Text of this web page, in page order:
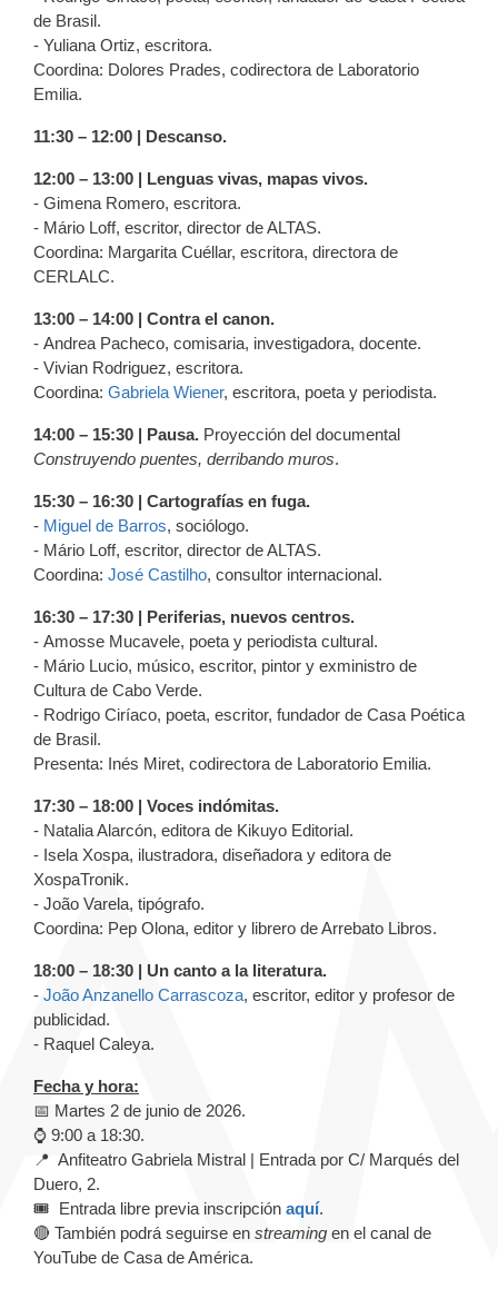
de Brasil.
- Yuliana Ortiz, escritora.
Coordina: Dolores Prades, codirectora de Laboratorio
Emilia.
11:30 – 12:00 | Descanso.
12:00 – 13:00 | Lenguas vivas, mapas vivos.
- Gimena Romero, escritora.
- Mário Loff, escritor, director de ALTAS.
Coordina: Margarita Cuéllar, escritora, directora de
CERLALC.
13:00 – 14:00 | Contra el canon.
- Andrea Pacheco, comisaria, investigadora, docente.
- Vivian Rodriguez, escritora.
Coordina: Gabriela Wiener, escritora, poeta y periodista.
14:00 – 15:30 | Pausa. Proyección del documental
Construyendo puentes, derribando muros.
15:30 – 16:30 | Cartografías en fuga.
- Miguel de Barros, sociólogo.
- Mário Loff, escritor, director de ALTAS.
Coordina: José Castilho, consultor internacional.
16:30 – 17:30 | Periferias, nuevos centros.
- Amosse Mucavele, poeta y periodista cultural.
- Mário Lucio, músico, escritor, pintor y exministro de
Cultura de Cabo Verde.
- Rodrigo Ciríaco, poeta, escritor, fundador de Casa Poética
de Brasil.
Presenta: Inés Miret, codirectora de Laboratorio Emilia.
17:30 – 18:00 | Voces indómitas.
- Natalia Alarcón, editora de Kikuyo Editorial.
- Isela Xospa, ilustradora, diseñadora y editora de
XospaTronik.
- João Varela, tipógrafo.
Coordina: Pep Olona, editor y librero de Arrebato Libros.
18:00 – 18:30 | Un canto a la literatura.
- João Anzanello Carrascoza, escritor, editor y profesor de
publicidad.
- Raquel Caleya.
Fecha y hora:
📅 Martes 2 de junio de 2026.
⌚ 9:00 a 18:30.
📍 Anfiteatro Gabriela Mistral | Entrada por C/ Marqués del
Duero, 2.
🎟️ Entrada libre previa inscripción aquí.
🔴 También podrá seguirse en streaming en el canal de
YouTube de Casa de América.